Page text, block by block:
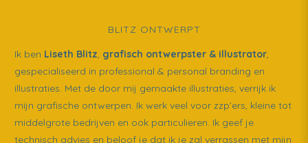
BLITZ ONTWERPT
Ik ben Liseth Blitz, grafisch ontwerpster & illustrator,
gespecialiseerd in professional & personal branding en
illustraties. Met de door mij gemaakte illustraties, verrijk ik
mijn grafische ontwerpen. Ik werk veel voor zzp’ers, kleine tot
middelgrote bedrijven en ook particulieren. Ik geef je
technisch advies en beloof je dat ik je zal verrassen met mijn